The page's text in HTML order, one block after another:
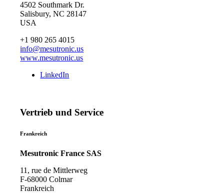
4502 Southmark Dr.
Salisbury, NC 28147
USA
+1 980 265 4015
info@mesutronic.us
www.mesutronic.us
LinkedIn
Vertrieb und Service
Frankreich
Mesutronic France SAS
11, rue de Mittlerweg
F-68000 Colmar
Frankreich